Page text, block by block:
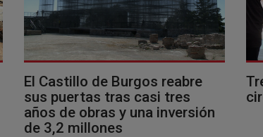
El Castillo de Burgos reabre
sus puertas tras casi tres
años de obras y una inversión
de 3,2 millones